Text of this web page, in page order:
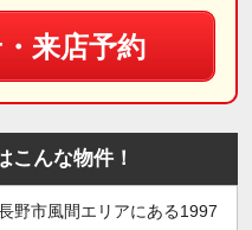
来店予約
こんな物件！
野市風間エリアにある1997